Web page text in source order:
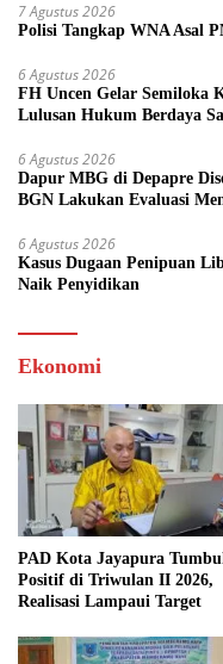
7 Agustus 2026
Polisi Tangkap WNA Asal
6 Agustus 2026
FH Uncen Gelar Semiloka
Lulusan Hukum Berdaya
6 Agustus 2026
Dapur MBG di Depapre
BGN Lakukan Evaluasi
6 Agustus 2026
Kasus Dugaan Penipuan
Naik Penyidikan
Ekonomi
PAD Kota Jayapura
Positif di Triwulan II 2026,
Realisasi Lampaui Target